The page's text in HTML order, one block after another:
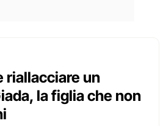
riallacciare un
la figlia che non